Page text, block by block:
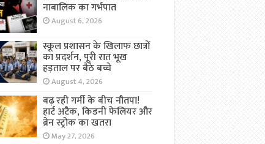
नाबालिक का गर्भपात
August 6, 2026
स्कूल प्रशासन के खिलाफ छात्रों
का प्रदर्शन, पूरी रात भूख
हड़ताल पर बैठे बच्चे
August 4, 2026
बढ़ रही गर्मी के बीच नौतपा!
हार्ट अटैक, किडनी फेलियर और
ब्रेन स्ट्रोक का खतरा
May 27, 2026